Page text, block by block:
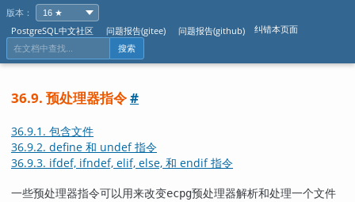
版本：
PostgreSQL中文社区
问题报告(gitee) 问题报告(github) 纠错本页面
搜索
36.9. 预处理器指令#
36.9.1. 包含文件
36.9.2. define 和 undef 指令
36.9.3. ifdef, ifndef, elif, else, 和 endif 指令
一些预处理器指令可以用来改变ecpg预处理器解析和处理一个文件